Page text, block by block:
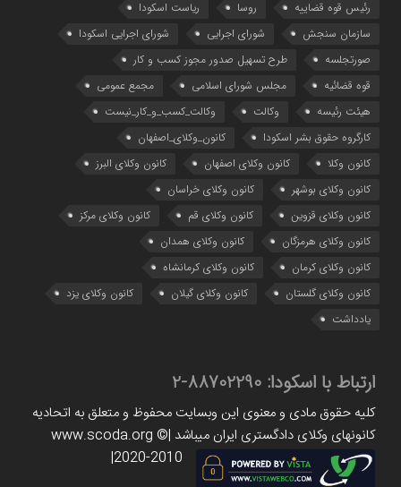
رئیس قوه قضاییه
روسا
ریاست اسکودا
سازمان سنجش
شورای اجرایی
شورای اجرایی اسکودا
صورتجلسه
طرح تسهیل صدور مجوز کسب و کار
قوه قضائیه
مجلس شورای اسلامی
مجمع عمومی
هیئت رئیسه
وکالت
وکالت_کسب_و_کار_نیست
کارگروه حقوق بشر اسکودا
کانون_وکلای_اصفهان
کانون وکلا
کانون وکلای اصفهان
کانون وکلای البرز
کانون وکلای بوشهر
کانون وکلای خراسان
کانون وکلای قزوین
کانون وکلای قم
کانون وکلای مرکز
کانون وکلای هرمزگان
کانون وکلای همدان
کانون وکلای کرمان
کانون وکلای کرمانشاه
کانون وکلای گلستان
کانون وکلای گیلان
کانون وکلای یزد
یادداشت
ارتباط با اسکودا: 88702290-2
کلیه حقوق مادی و معنوی این وبسایت محفوظ و متعلق به اتحادیه
کانونهای وکلای دادگستری ایران میباشد |www.scoda.org ©
2020-2010|